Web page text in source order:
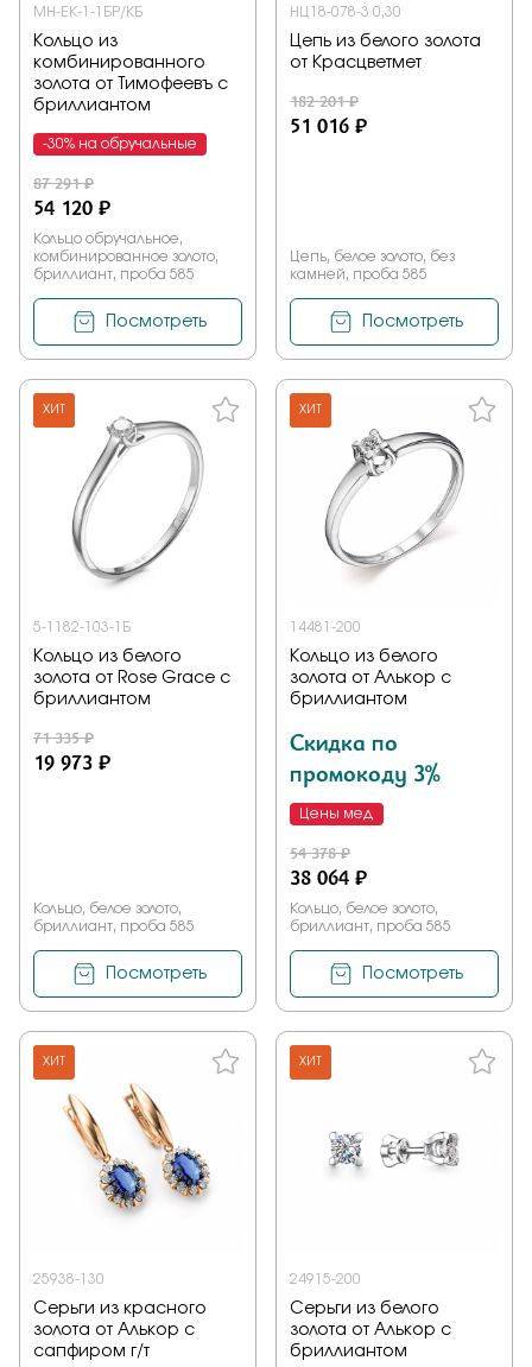
МН-ЕК-1-1БР/КБ
Кольцо из
комбинированного
золота от Тимофеевъ с
бриллиантом
-30% на обручальные
87 291 ₽
54 120 ₽
Кольцо обручальное,
комбинированное золото,
бриллиант, проба 585
Посмотреть
НЦ18-078-3 0,30
Цепь из белого золота
от Красцветмет
182 201 ₽
51 016 ₽
Цепь, белое золото, без
камней, проба 585
Посмотреть
ХИТ
5-1182-103-1Б
Кольцо из белого
золота от Rose Grace с
бриллиантом
71 335 ₽
19 973 ₽
Кольцо, белое золото,
бриллиант, проба 585
Посмотреть
ХИТ
14481-200
Кольцо из белого
золота от Алькор с
бриллиантом
Скидка по
промокоду 3%
Цены мед
54 378 ₽
38 064 ₽
Кольцо, белое золото,
бриллиант, проба 585
Посмотреть
ХИТ
25938-130
Серьги из красного
золота от Алькор с
сапфиром г/т
ХИТ
24915-200
Серьги из белого
золота от Алькор с
бриллиантом